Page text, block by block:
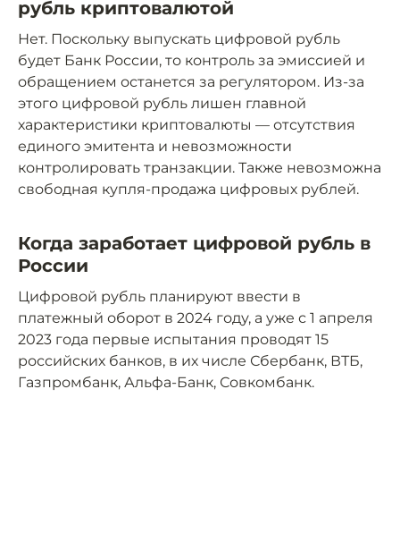
рубль криптовалютой
Нет. Поскольку выпускать цифровой рубль
будет Банк России, то контроль за эмиссией и
обращением останется за регулятором. Из-за
этого цифровой рубль лишен главной
характеристики криптовалюты — отсутствия
единого эмитента и невозможности
контролировать транзакции. Также невозможна
свободная купля-продажа цифровых рублей.
Когда заработает цифровой рубль в
России
Цифровой рубль планируют ввести в
платежный оборот в 2024 году, а уже с 1 апреля
2023 года первые испытания проводят 15
российских банков, в их числе Сбербанк, ВТБ,
Газпромбанк, Альфа-Банк, Совкомбанк.